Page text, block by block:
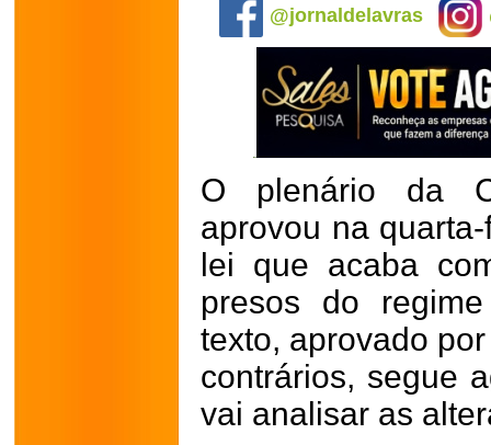
@jornaldelavras
O plenário da
aprovou na
lei que acaba
presos do
texto, aprovado
contrários, segue
vai analisar as